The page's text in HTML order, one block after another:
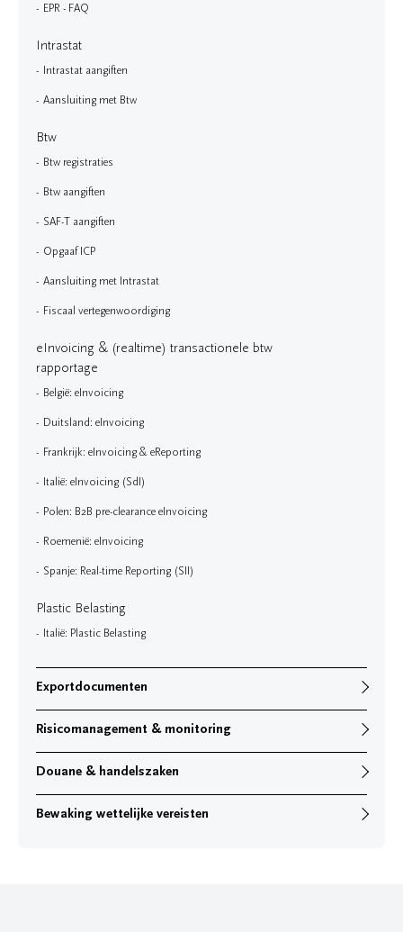
EPR - FAQ
Intrastat
Intrastat aangiften
Aansluiting met Btw
Btw
Btw registraties
Btw aangiften
SAF-T aangiften
Opgaaf ICP
Aansluiting met Intrastat
Fiscaal vertegenwoordiging
eInvoicing & (realtime) transactionele btw
rapportage
België: eInvoicing
Duitsland: eInvoicing
Frankrijk: eInvoicing & eReporting
Italië: eInvoicing (SdI)
Polen: B2B pre-clearance eInvoicing
Roemenië: eInvoicing
Spanje: Real-time Reporting (SII)
Plastic Belasting
Italië: Plastic Belasting
Exportdocumenten
Risicomanagement & monitoring
Douane & handelszaken
Bewaking wettelijke vereisten